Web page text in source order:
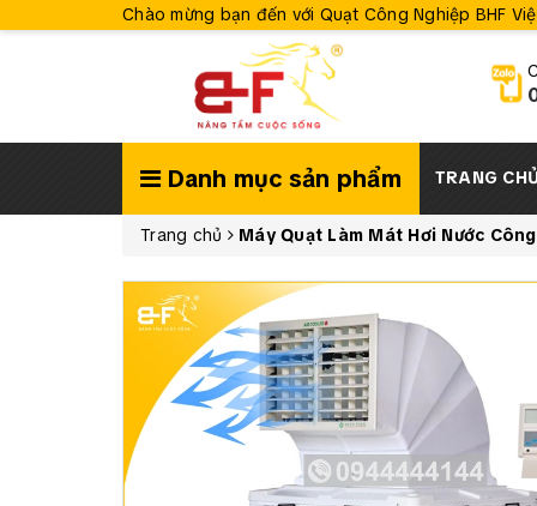
Chào mừng bạn đến với Quạt Công Nghiệp BHF
Danh mục sản phẩm TRANG
Trang chủ Máy Quạt Làm Mát Hơi Nước